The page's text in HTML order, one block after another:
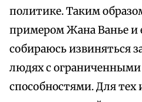
политике. Таким
примером Жана Ванье и
собираюсь извиняться
людях с
способностями. Для тех